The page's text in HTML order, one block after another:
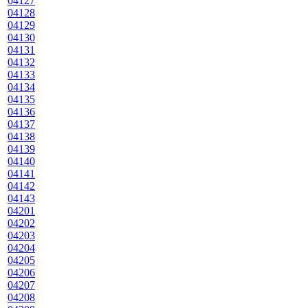
04128
04129
04130
04131
04132
04133
04134
04135
04136
04137
04138
04139
04140
04141
04142
04143
04201
04202
04203
04204
04205
04206
04207
04208